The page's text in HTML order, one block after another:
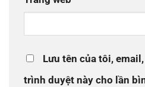
Lưu tên của tôi,
trình duyệt này cho lần